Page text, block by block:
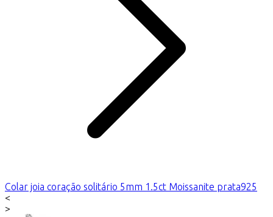
Colar joia coração solitário 5mm 1.5ct Moissanite prata925
<
>